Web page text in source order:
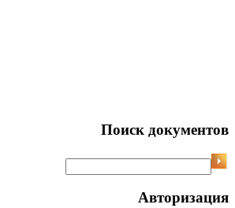
Поиск документов
Авторизация